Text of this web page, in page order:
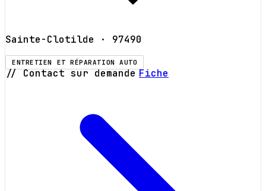
Sainte-Clotilde · 97490
ENTRETIEN ET RÉPARATION AUTO
// Contact sur demande Fiche